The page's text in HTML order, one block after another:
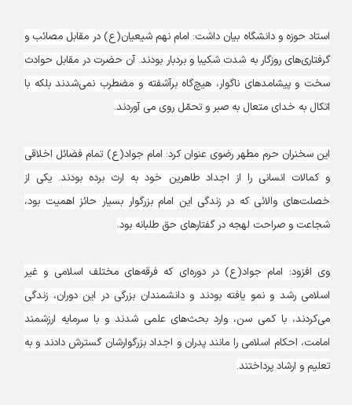
استاد حوزه و دانشگاه بیان داشت: امام نهم شیعیان(ع) در مقابل مصائب و
گرفتاری‌های روزگار به شدت شکیبا و بردبار بودند. آن حضرت در مقابل حوادث
سخت و پیشامدهای ناگوار، هیچ‌گاه برآشفته و مضطرب نمی‌شدند بلکه با
اتکال به خدای متعال به صبر و تحمّل روی می آوردند.
این سخنران حرم مطهر رضوی عنوان کرد: امام جواد(ع) تمام فضائل اخلاقی
و کمالات انسانی را از اجداد طاهرین خود به ارث برده بودند. یکی از
خصلت‌های والائی که در زندگی این امام بزرگوار بسیار حائز اهمیت بود،
شجاعت و صراحت لهجه در گفتارهای حق طلبانه بود.
وی افزود: امام جواد(ع) در دوره‌ای که فرقه‌های مختلف اسلامی و غیر
اسلامی رشد و نمو یافته بودند و دانشمندان بزرگی در این دوران، زندگی
می‌کردند، با کمی سن، وارد بحث‌های علمی شدند و با سرمایه ارزشمند
امامت، احکام اسلامی را مانند پدران و اجداد بزرگوارشان گسترش دادند و به
تعلیم و ارشاد پرداختند.